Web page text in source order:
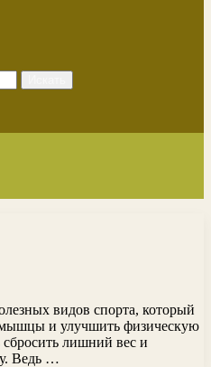
видов спорта, который
мышцы и улучшить физическую
лишний вес и
Ведь …